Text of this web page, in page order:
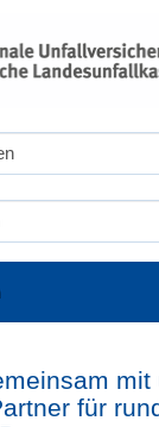
mit
für